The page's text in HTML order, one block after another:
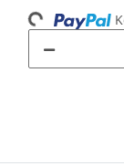
Loading...